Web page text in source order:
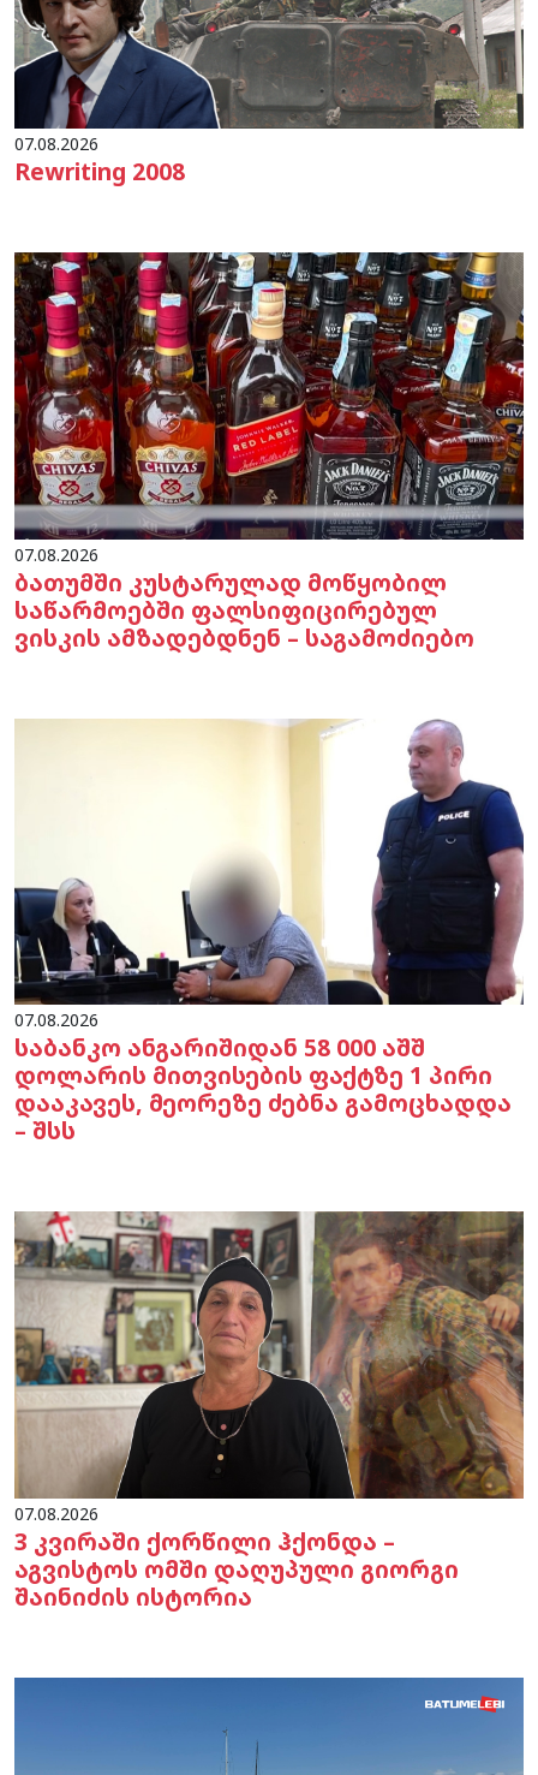
07.08.2026
Rewriting 2008
07.08.2026
ბათუმში კუსტარულად მოწყობილ
საწარმოებში ფალსიფიცირებულ
ვისკის ამზადებდნენ – საგამოძიებო
07.08.2026
საბანკო ანგარიშიდან 58 000 აშშ
დოლარის მითვისების ფაქტზე 1 პირი
დააკავეს, მეორეზე ძებნა გამოცხადდა
– შსს
07.08.2026
3 კვირაში ქორწილი ჰქონდა –
აგვისტოს ომში დაღუპული გიორგი
შაინიძის ისტორია